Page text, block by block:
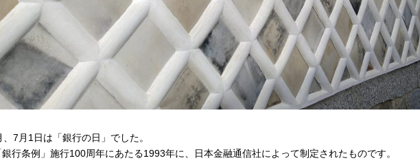
、7月1日は「銀行の日」でした。
銀行条例」施行100周年にあたる1993年に、日本金融通信社によって制定されたものです。